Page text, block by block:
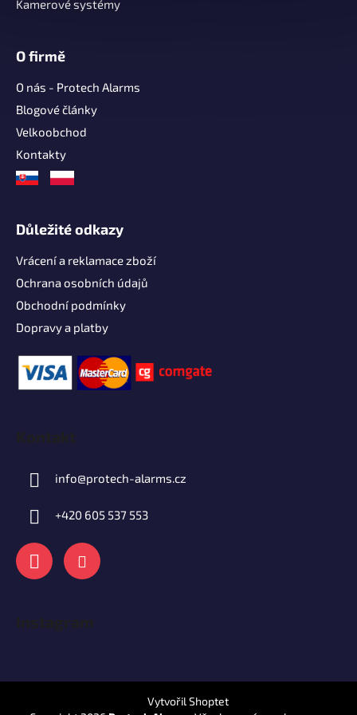
Kamerové systémy
O firmě
O nás - Protech Alarms
Blogové články
Velkoobchod
Kontakty
Důležité odkazy
Vrácení a reklamace zboží
Ochrana osobních údajů
Obchodní podmínky
Dopravy a platby
Kontakt
info@protech-alarms.cz
+420 605 537 553
Instagram
Vytvořil Shoptet